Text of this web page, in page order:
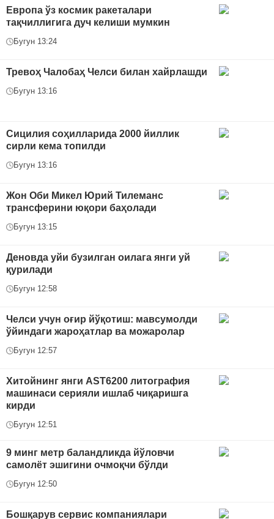
Европа ўз космик ракеталари
тақчиллигига дуч келиши мумкин
Бугун 13:24
Тревоҳ Чалобаҳ Челси билан хайрлашди
Бугун 13:16
Сицилия соҳилларида 2000 йиллик
сирли кема топилди
Бугун 13:16
Жон Оби Микел Юрий Тилеманс
трансферини юқори баҳолади
Бугун 13:15
Деновда уйи бузилган оилага янги уй
қурилади
Бугун 12:58
Челси учун оғир йўқотиш: мавсумолди
ўйиндаги жароҳатлар ва можаролар
Бугун 12:57
Хитойнинг янги AST6200 литография
машинаси серияли ишлаб чиқаришга
кирди
Бугун 12:51
9 минг метр баландликда йўловчи
самолёт эшигини очмоқчи бўлди
Бугун 12:50
Бошқарув сервис компаниялари